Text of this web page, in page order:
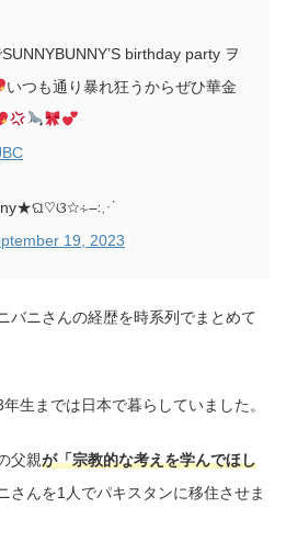
birthday party ヲ
いつも通り暴れ狂うからぜひ華金
19, 2023
バニさんの経歴を時系列でまとめて
生までは日本で暮らしていました。
父親が「宗教的な考えを学んでほし
さんを1人でパキスタンに移住させま